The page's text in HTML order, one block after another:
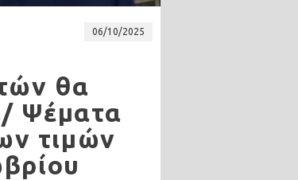
06/10/2025
θα
Ψέματα
τιμών